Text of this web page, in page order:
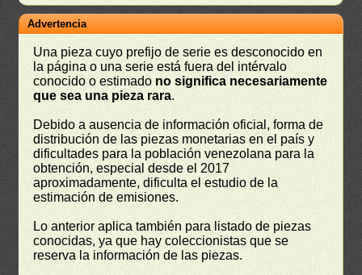
Advertencia
Una pieza cuyo prefijo de serie es desconocido en
la página o una serie está fuera del intérvalo
conocido o estimado no significa necesariamente
que sea una pieza rara.
Debido a ausencia de información oficial, forma de
distribución de las piezas monetarias en el país y
dificultades para la población venezolana para la
obtención, especial desde el 2017
aproximadamente, dificulta el estudio de la
estimación de emisiones.
Lo anterior aplica también para listado de piezas
conocidas, ya que hay coleccionistas que se
reserva la información de las piezas.